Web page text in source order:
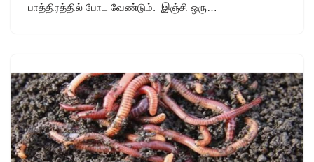
பாத்திரத்தில் போட வேண்டும். இஞ்சி ஒரு…